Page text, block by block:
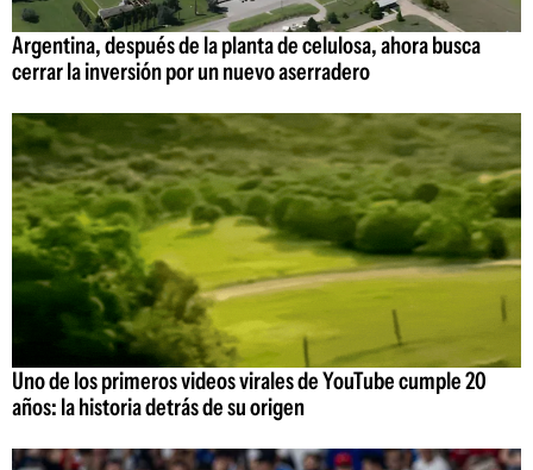
Argentina, después de la planta de celulosa, ahora busca
cerrar la inversión por un nuevo aserradero
Uno de los primeros videos virales de YouTube cumple 20
años: la historia detrás de su origen